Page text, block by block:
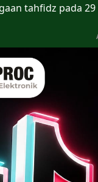
tahfidz pada 29